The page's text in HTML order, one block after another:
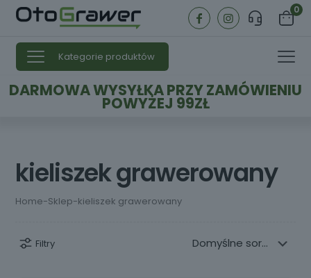
0
Kategorie produktów
DARMOWA WYSYŁKA PRZY ZAMÓWIENIU
POWYŻEJ 99ZŁ
kieliszek grawerowany
Home-Sklep-kieliszek grawerowany
Filtry